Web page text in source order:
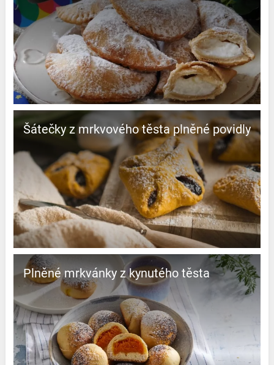
Šátečky z mrkvového těsta plněné povidly
Plněné mrkvánky z kynutého těsta